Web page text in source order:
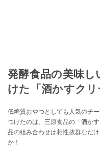
発酵食品の美味
けた「酒かすクリ
低糖質おやつとしても人気のチ
つけたのは、三原食品の「酒か
品の組み合わせは相性抜群なだ
か！